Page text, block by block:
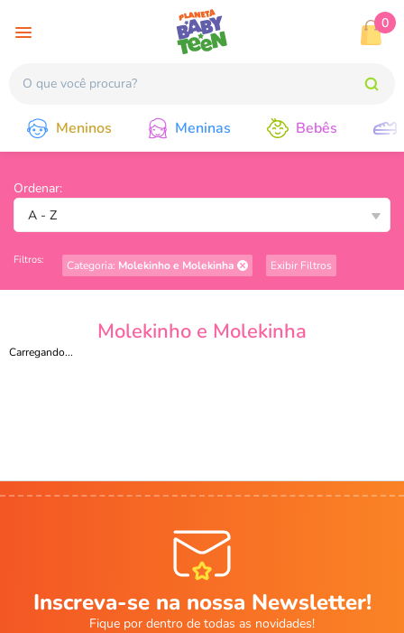
0
Meninos Meninas Bebês
Ordenar:
A - Z
Filtros: Categoria: Molekinho e Molekinha Exibir Filtros
Molekinho e Molekinha
Carregando...
Inscreva-se na nossa Newsletter!
Fique por dentro de todas as novidades!